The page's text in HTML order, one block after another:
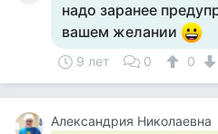
надо заранее
вашем желании
9 лет 0 0
Александрия Николаевна